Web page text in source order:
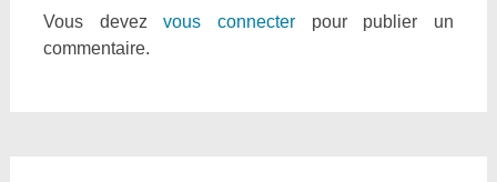
Vous devezvous connecter pour publier un
commentaire.